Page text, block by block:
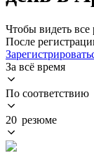
Чтобы видеть все
После
За всё время
По соответствию
20 резюме